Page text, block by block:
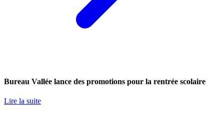
Bureau Vallée lance des promotions pour la rentrée scolaire
Lire la suite